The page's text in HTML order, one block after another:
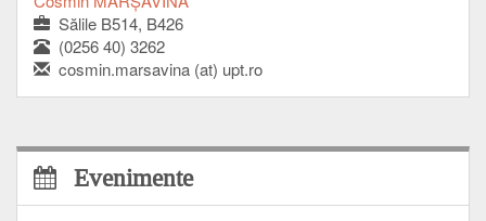
Sălile B514, B426
(0256 40) 3262
cosmin.marsavina (at) upt.ro
Evenimente